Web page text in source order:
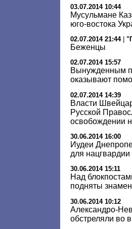
03.07.2014 10:44
Мусульмане
юго-востока
02.07.2014 21:44|
Беженцы
02.07.2014 15:57
Вынужденным
оказывают
02.07.2014 14:39
Власти
Русской
освобождении
30.06.2014 16:00
Иудеи
для нацгвардии
30.06.2014 15:11
Над
подняты
30.06.2014 10:12
Александро-
обстреляли во